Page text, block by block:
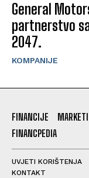
General
partnerstvo
2047.
KOMPANIJE
FINANCIJE
FINANCPEDIA
UVJETI KORIŠTENJA
KONTAKT